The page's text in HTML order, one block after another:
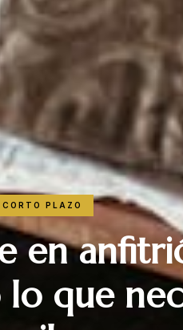
PLAZO
en
que